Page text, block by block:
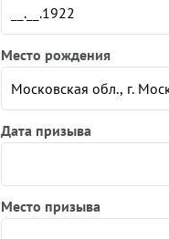
Место рождения
Дата призыва
Место призыва